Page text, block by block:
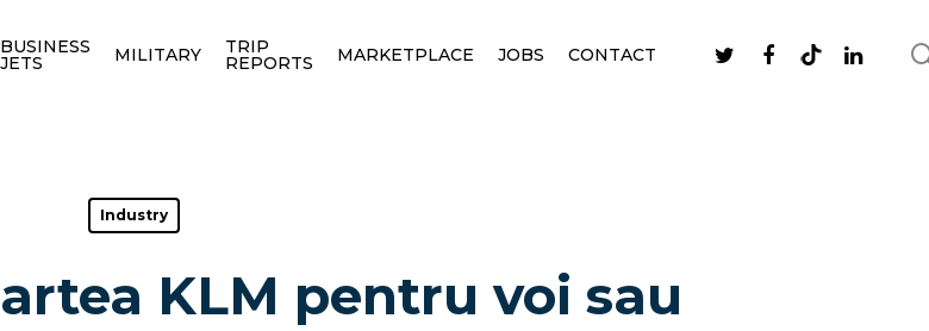
BUSINESS
JETS MILITARY TRIP
REPORTS MARKETPLACE JOBS CONTACT
Industry
KLM pentru voi sau